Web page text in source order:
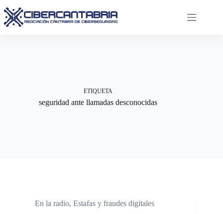
al
contenido
ETIQUETA
seguridad ante llamadas desconocidas
En la radio, Estafas y fraudes digitales